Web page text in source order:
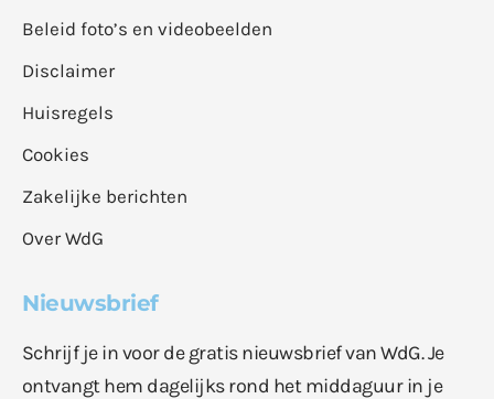
Beleid foto’s en videobeelden
Disclaimer
Huisregels
Cookies
Zakelijke berichten
Over WdG
Nieuwsbrief
Schrijf je in voor de gratis nieuwsbrief van WdG. Je
ontvangt hem dagelijks rond het middaguur in je